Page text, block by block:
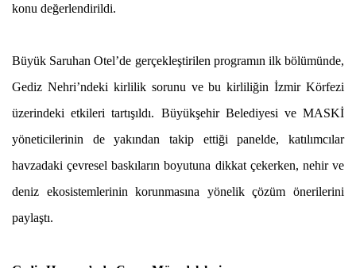
konu değerlendirildi.
Büyük Saruhan Otel’de gerçekleştirilen programın ilk bölümünde,
Gediz Nehri’ndeki kirlilik sorunu ve bu kirliliğin İzmir Körfezi
üzerindeki etkileri tartışıldı. Büyükşehir Belediyesi ve MASKİ
yöneticilerinin de yakından takip ettiği panelde, katılımcılar
havzadaki çevresel baskıların boyutuna dikkat çekerken, nehir ve
deniz ekosistemlerinin korunmasına yönelik çözüm önerilerini
paylaştı.